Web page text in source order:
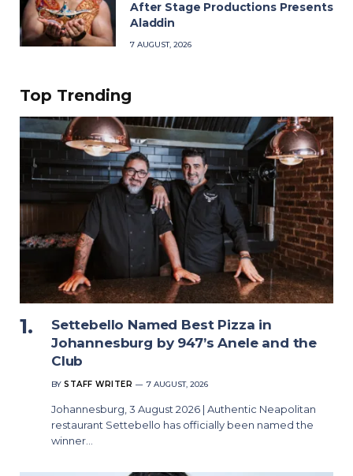
After Stage Productions Presents
Aladdin
7 AUGUST, 2026
Top Trending
Settebello Named Best Pizza in
Johannesburg by 947’s Anele and the
Club
BY STAFF WRITER 7 AUGUST, 2026
Johannesburg, 3 August 2026 | Authentic Neapolitan
restaurant Settebello has officially been named the
winner…